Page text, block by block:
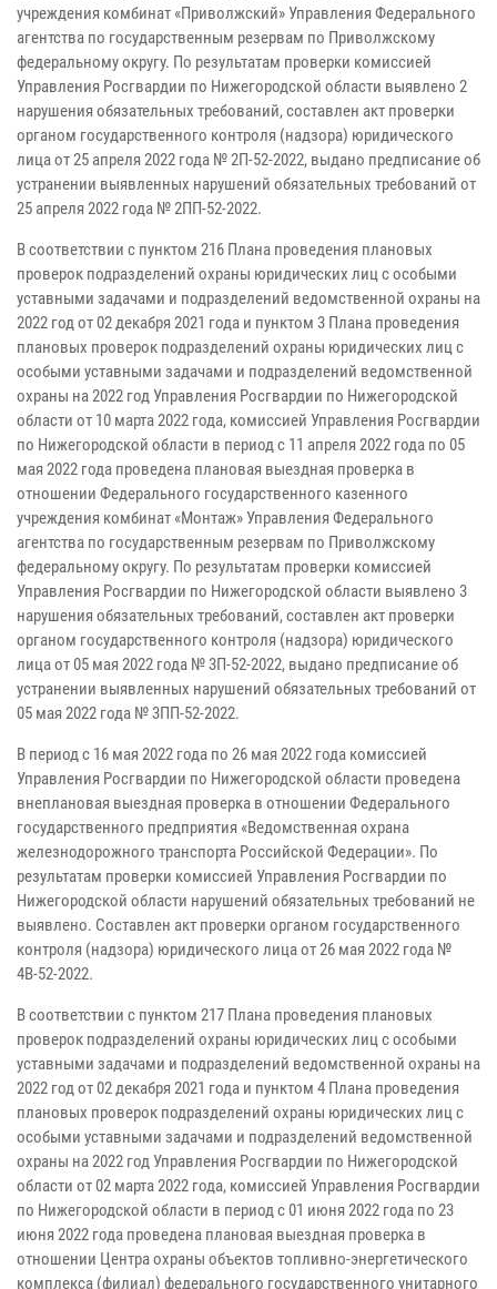
учреждения комбинат «Приволжский» Управления Федерального
агентства по государственным резервам по Приволжскому
федеральному округу. По результатам проверки комиссией
Управления Росгвардии по Нижегородской области выявлено 2
нарушения обязательных требований, составлен акт проверки
органом государственного контроля (надзора) юридического
лица от 25 апреля 2022 года № 2П-52-2022, выдано предписание об
устранении выявленных нарушений обязательных требований от
25 апреля 2022 года № 2ПП-52-2022.
В соответствии с пунктом 216 Плана проведения плановых
проверок подразделений охраны юридических лиц с особыми
уставными задачами и подразделений ведомственной охраны на
2022 год от 02 декабря 2021 года и пунктом 3 Плана проведения
плановых проверок подразделений охраны юридических лиц с
особыми уставными задачами и подразделений ведомственной
охраны на 2022 год Управления Росгвардии по Нижегородской
области от 10 марта 2022 года, комиссией Управления Росгвардии
по Нижегородской области в период с 11 апреля 2022 года по 05
мая 2022 года проведена плановая выездная проверка в
отношении Федерального государственного казенного
учреждения комбинат «Монтаж» Управления Федерального
агентства по государственным резервам по Приволжскому
федеральному округу. По результатам проверки комиссией
Управления Росгвардии по Нижегородской области выявлено 3
нарушения обязательных требований, составлен акт проверки
органом государственного контроля (надзора) юридического
лица от 05 мая 2022 года № 3П-52-2022, выдано предписание об
устранении выявленных нарушений обязательных требований от
05 мая 2022 года № 3ПП-52-2022.
В период с 16 мая 2022 года по 26 мая 2022 года комиссией
Управления Росгвардии по Нижегородской области проведена
внеплановая выездная проверка в отношении Федерального
государственного предприятия «Ведомственная охрана
железнодорожного транспорта Российской Федерации». По
результатам проверки комиссией Управления Росгвардии по
Нижегородской области нарушений обязательных требований не
выявлено. Составлен акт проверки органом государственного
контроля (надзора) юридического лица от 26 мая 2022 года №
4В-52-2022.
В соответствии с пунктом 217 Плана проведения плановых
проверок подразделений охраны юридических лиц с особыми
уставными задачами и подразделений ведомственной охраны на
2022 год от 02 декабря 2021 года и пунктом 4 Плана проведения
плановых проверок подразделений охраны юридических лиц с
особыми уставными задачами и подразделений ведомственной
охраны на 2022 год Управления Росгвардии по Нижегородской
области от 02 марта 2022 года, комиссией Управления Росгвардии
по Нижегородской области в период с 01 июня 2022 года по 23
июня 2022 года проведена плановая выездная проверка в
отношении Центра охраны объектов топливно-энергетического
комплекса (филиал) федерального государственного унитарного